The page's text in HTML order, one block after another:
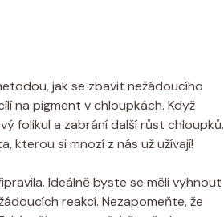
jak se zbavit nežádoucího
na pigment v chloupkách. Když
folikul a zabrání další růst chloupků.
kterou si mnozí z nás už užívají!
Ideálně byste se měli vyhnout
reakcí. Nezapomeňte, že